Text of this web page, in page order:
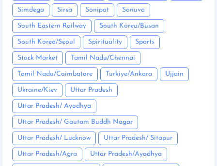
Simdega Sirsa Sonipat Sonuva
South Eastern Railway South Korea/Busan
South Korea/Seoul Spirituality Sports
Stock Market Tamil Nadu/Chennai
Tamil Nadu/Coimbatore Turkiye/Ankara Ujjain
Ukraine/Kiev Uttar Pradesh
Uttar Pradesh/ Ayodhya
Uttar Pradesh/ Gautam Buddh Nagar
Uttar Pradesh/ Lucknow Uttar Pradesh/ Sitapur
Uttar Pradesh/Agra Uttar Pradesh/Ayodhya